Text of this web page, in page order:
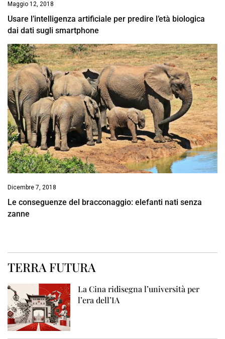
Maggio 12, 2018
Usare l’intelligenza artificiale per predire l’età biologica
dai dati sugli smartphone
Dicembre 7, 2018
Le conseguenze del bracconaggio: elefanti nati senza
zanne
TERRA FUTURA
La Cina ridisegna l’università per
l’era dell’IA